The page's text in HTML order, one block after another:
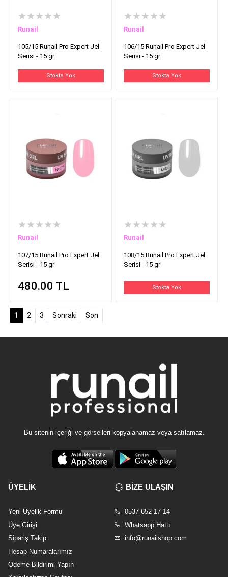
★★★★★
Runail
105/15 Runail Pro Expert Jel
Serisi - 15 gr
Stokta Yok
★★★★★
Runail
106/15 Runail Pro Expert Jel
Serisi - 15 gr
Stokta Yok
★★★★★
Runail
107/15 Runail Pro Expert Jel
Serisi - 15 gr
480.00 TL
★★★★★
Runail
108/15 Runail Pro Expert Jel
Serisi - 15 gr
Stokta Yok
1 (current)
2 3 Sonraki Son
Bu sitenin içeriği ve görselleri kopyalanamaz veya satılamaz.
ÜYELİK
Yeni Üyelik Formu
Üye Girişi
Sipariş Takip
Hesap Numaralarımız
Ödeme Bildirimi Yapın
BİZE ULAŞIN
0537 652 17 14
Whatsapp Hattı
info@runailshop.com